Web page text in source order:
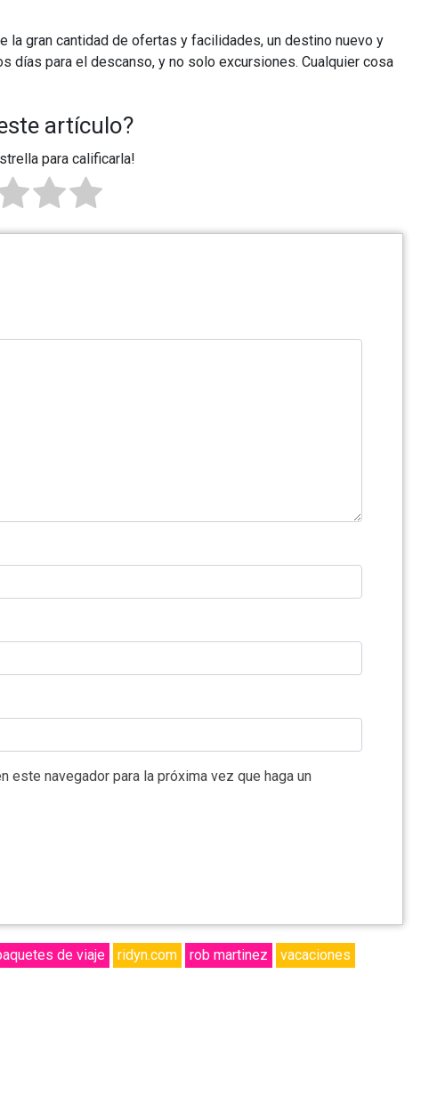
la gran cantidad de ofertas y facilidades, un destino nuevo y
días para el descanso, y no solo excursiones. Cualquier cosa
artículo?
para calificarla!
este navegador para la próxima vez que haga un
de viaje ridyn.com rob martinez
vacaciones